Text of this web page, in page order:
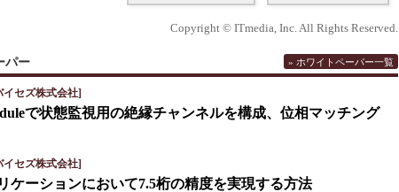
Copyright © ITmedia, Inc. All Rights Reserved.
パー » ホワイトペーパー一覧
イセズ株式会社]
で状態監視用の絶縁チャンネルを構成、位相マッチング
イセズ株式会社]
ケーションにおいて7.5桁の精度を実現する方法